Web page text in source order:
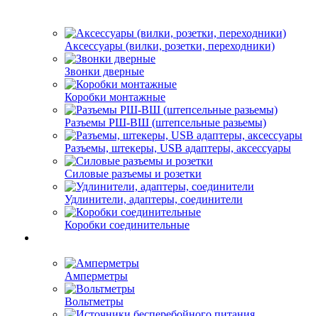
Аксессуары (вилки, розетки, переходники)
Звонки дверные
Коробки монтажные
Разъемы РШ-ВШ (штепсельные разьемы)
Разъемы, штекеры, USB адаптеры, аксессуары
Силовые разъемы и розетки
Удлинители, адаптеры, соединители
Коробки соединительные
Амперметры
Вольтметры